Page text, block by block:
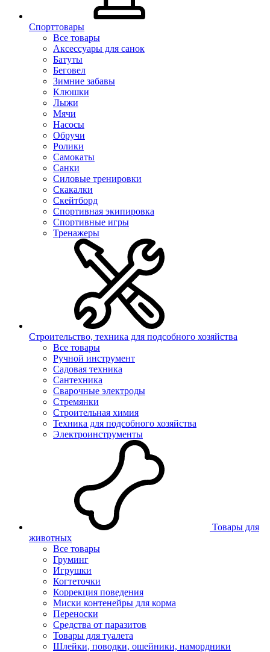
Спорттовары
Все товары
Аксессуары для санок
Батуты
Беговел
Зимние забавы
Клюшки
Лыжи
Мячи
Насосы
Обручи
Ролики
Самокаты
Санки
Силовые тренировки
Скакалки
Скейтборд
Спортивная экипировка
Спортивные игры
Тренажеры
Строительство, техника для подсобного хозяйства
Все товары
Ручной инструмент
Садовая техника
Сантехника
Сварочные электроды
Стремянки
Строительная химия
Техника для подсобного хозяйства
Электроинструменты
Товары для
животных
Все товары
Груминг
Игрушки
Когтеточки
Коррекция поведения
Миски контенейры для корма
Переноски
Средства от паразитов
Товары для туалета
Шлейки, поводки, ошейники, намордники